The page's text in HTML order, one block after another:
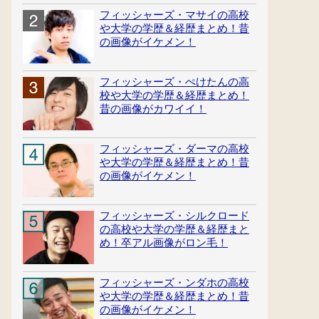
フィッシャーズ・マサイの高校
や大学の学歴＆経歴まとめ！昔
の画像がイケメン！
フィッシャーズ・ぺけたんの高
校や大学の学歴＆経歴まとめ！
昔の画像がカワイイ！
フィッシャーズ・ダーマの高校
や大学の学歴＆経歴まとめ！昔
の画像がイケメン！
フィッシャーズ・シルクロード
の高校や大学の学歴＆経歴まと
め！卒アル画像がロン毛！
フィッシャーズ・ンダホの高校
や大学の学歴＆経歴まとめ！昔
の画像がイケメン！